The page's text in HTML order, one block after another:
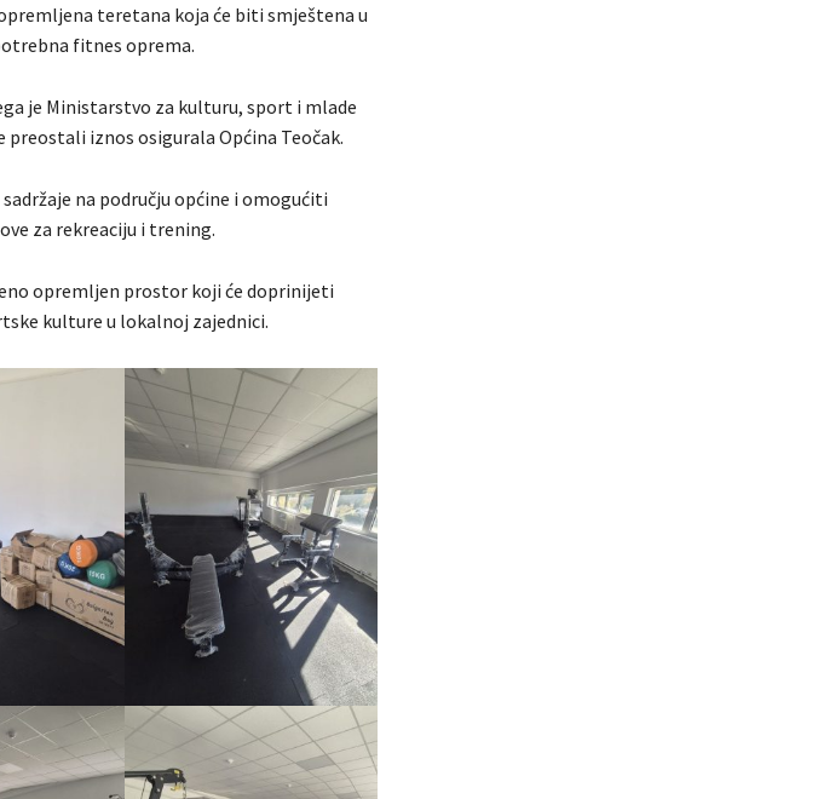
teretana koja će biti smještena u
fitnes oprema.
je Ministarstvo za kulturu, sport i mlade
preostali iznos osigurala Općina Teočak.
na području općine i omogućiti
za rekreaciju i trening.
opremljen prostor koji će doprinijeti
kulture u lokalnoj zajednici.